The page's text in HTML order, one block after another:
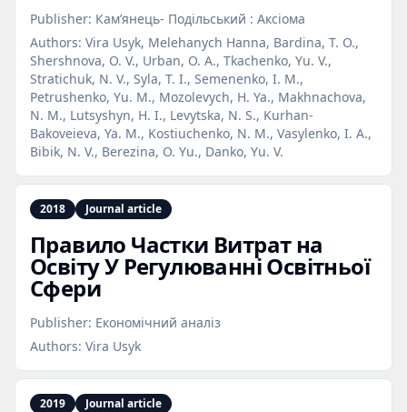
Publisher: Кам’янець- Подільський : Аксіома
Authors: Vira Usyk, Melehanych Hanna, Bardina, T. O.,
Shershnova, O. V., Urban, O. A., Tkachenko, Yu. V.,
Stratichuk, N. V., Syla, T. I., Semenenko, I. M.,
Petrushenko, Yu. M., Mozolevych, H. Ya., Makhnachova,
N. M., Lutsyshyn, H. I., Levytska, N. S., Kurhan-
Bakoveieva, Ya. M., Kostiuchenko, N. M., Vasylenko, I. A.,
Bibik, N. V., Berezina, O. Yu., Danko, Yu. V.
2018 Journal article
Правило Частки Витрат на
Освіту У Регулюванні Освітньої
Сфери
Publisher: Економічний аналіз
Authors: Vira Usyk
2019 Journal article